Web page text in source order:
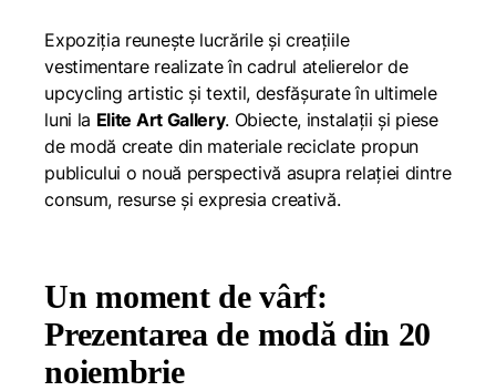
Expoziția reunește lucrările și creațiile
vestimentare realizate în cadrul atelierelor de
upcycling artistic și textil, desfășurate în ultimele
luni la Elite Art Gallery. Obiecte, instalații și piese
de modă create din materiale reciclate propun
publicului o nouă perspectivă asupra relației dintre
consum, resurse și expresia creativă.
Un moment de vârf:
Prezentarea de modă din 20
noiembrie